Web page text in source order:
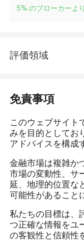
5% のブローカーよ
評価領域
免責事項
このウェブサイト
みを目的としてお
アドバイスを構成
金融市場は複雑か
市場の変動性、サ
延、地理的位置な
可能性があること
私たちの目標は、
つ正確な情報をユ
の客観性と信頼性